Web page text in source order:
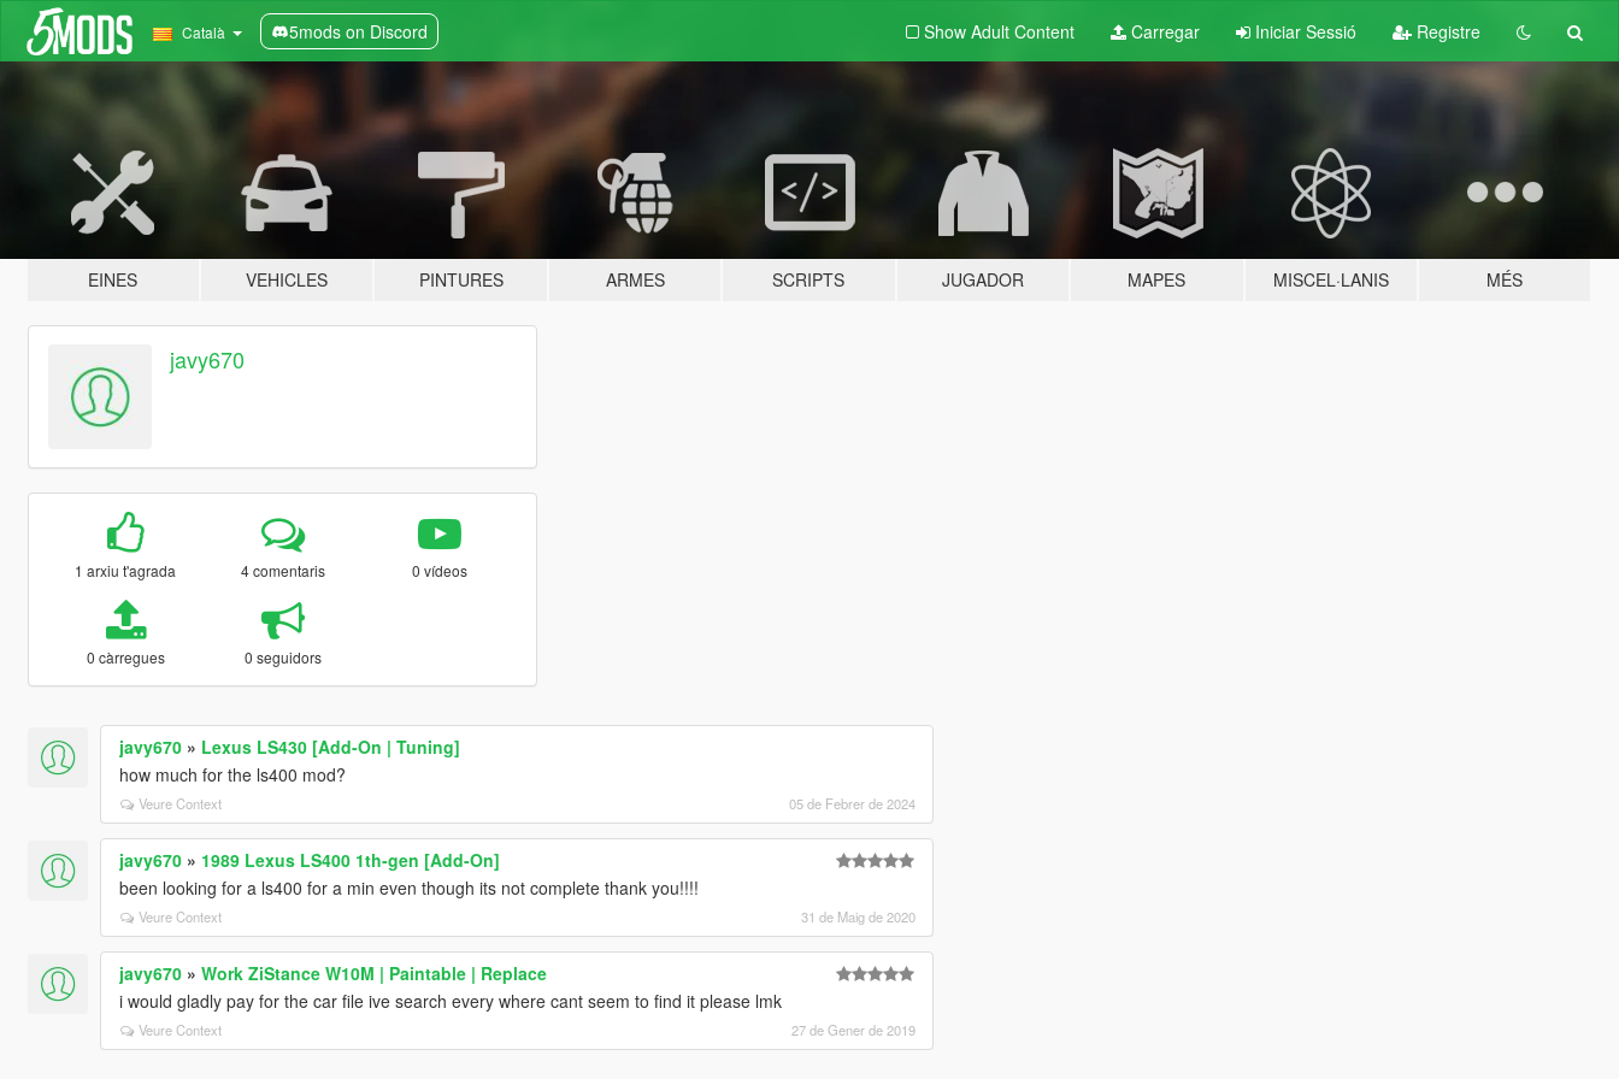
Català 5mods on Discord Show Adult Content Carregar Iniciar Sessió Registre
EINES VEHICLES PINTURES ARMES SCRIPTS JUGADOR MAPES MISCEL·LANIS MÉS
javy670
1 arxiu t'agrada 4 comentaris 0 vídeos
0 càrregues 0 seguidors
javy670» Lexus LS430 [Add-On | Tuning]
how much for the ls400 mod?
Veure Context 05 de Febrer de 2024
javy670» 1989 Lexus LS400 1th-gen [Add-On]
been looking for a ls400 for a min even though its not complete thank you!!!!
Veure Context 31 de Maig de 2020
javy670» Work ZiStance W10M | Paintable | Replace
i would gladly pay for the car file ive search every where cant seem to find it please lmk
Veure Context 27 de Gener de 2019